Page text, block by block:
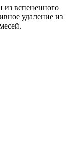
из вспененного
удаление из